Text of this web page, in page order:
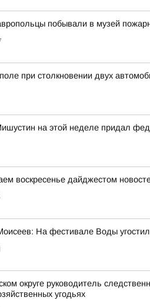
побывали в музей
при столкновении двух
на этой неделе придал
воскресенье дайджестом
На фестивале Воды
округе руководитель
угодьях